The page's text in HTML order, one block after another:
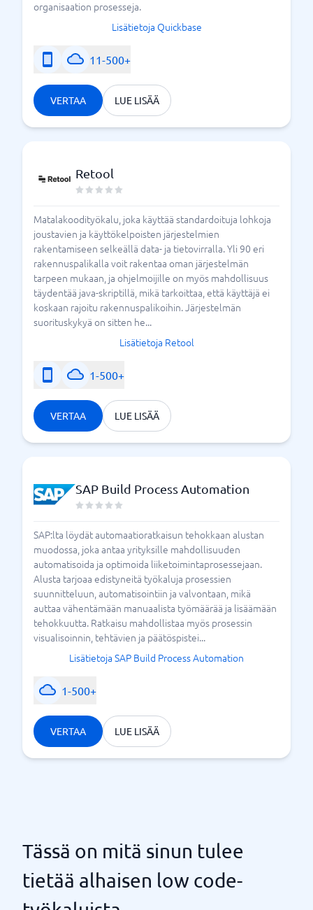
organisaation prosesseja.
Lisätietoja Quickbase
11-500+
VERTAA LUE LISÄÄ
Retool
Matalakoodityökalu, joka käyttää standardoituja lohkoja
joustavien ja käyttökelpoisten järjestelmien
rakentamiseen selkeällä data- ja tietovirralla. Yli 90 eri
rakennuspalikalla voit rakentaa oman järjestelmän
tarpeen mukaan, ja ohjelmoijille on myös mahdollisuus
täydentää java-skriptillä, mikä tarkoittaa, että käyttäjä ei
koskaan rajoitu rakennuspalikoihin. Järjestelmän
suorituskykyä on sitten he...
Lisätietoja Retool
1-500+
VERTAA LUE LISÄÄ
SAP Build Process Automation
SAP:lta löydät automaatioratkaisun tehokkaan alustan
muodossa, joka antaa yrityksille mahdollisuuden
automatisoida ja optimoida liiketoimintaprosessejaan.
Alusta tarjoaa edistyneitä työkaluja prosessien
suunnitteluun, automatisointiin ja valvontaan, mikä
auttaa vähentämään manuaalista työmäärää ja lisäämään
tehokkuutta. Ratkaisu mahdollistaa myös prosessin
visualisoinnin, tehtävien ja päätöspistei...
Lisätietoja SAP Build Process Automation
1-500+
VERTAA LUE LISÄÄ
Tässä on mitä sinun tulee
tietää alhaisen low code-